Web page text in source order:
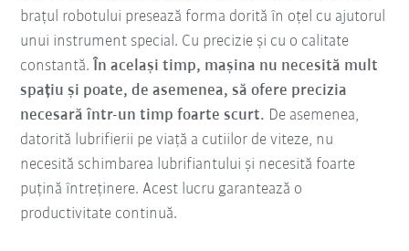
brațul robotului presează forma dorită în oțel cu ajutorul
unui instrument special. Cu precizie și cu o calitate
constantă. În același timp, mașina nu necesită mult
spațiu și poate, de asemenea, să ofere precizia
necesară într-un timp foarte scurt. De asemenea,
datorită lubrifierii pe viață a cutiilor de viteze, nu
necesită schimbarea lubrifiantului și necesită foarte
puțină întreținere. Acest lucru garantează o
productivitate continuă.